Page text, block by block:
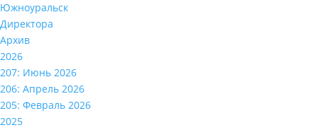
Южноуральск
Директора
Архив
2026
207: Июнь 2026
206: Апрель 2026
205: Февраль 2026
2025